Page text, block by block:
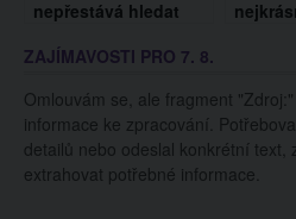
nepřestává hledat
sebou další operaci a
ZAJÍMAVOSTI PRO 7. 8.
Omlouvám se, ale fragment
informace ke zpracování.
detailů nebo odeslal konkrétní text,
extrahovat potřebné informace.